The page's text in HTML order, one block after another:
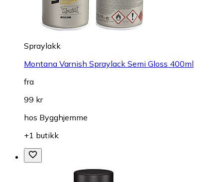
Spraylakk
Montana Varnish Spraylack Semi Gloss 400ml
fra
99 kr
hos Bygghjemme
+1 butikk